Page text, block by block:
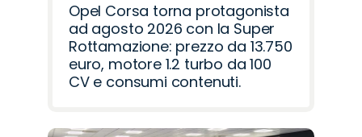
Opel Corsa torna protagonista
ad agosto 2026 con la Super
Rottamazione: prezzo da 13.750
euro, motore 1.2 turbo da 100
CV e consumi contenuti.